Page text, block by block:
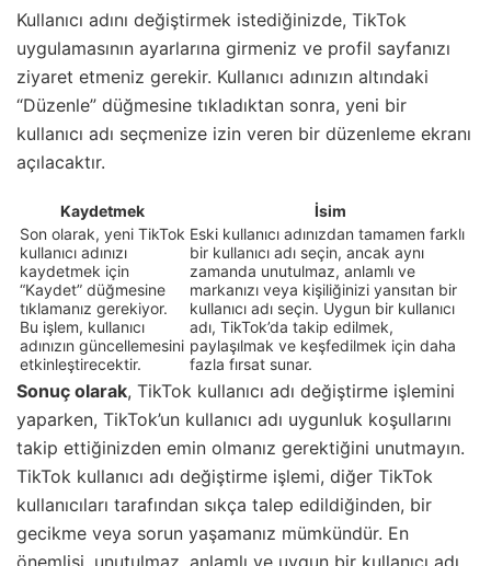
Kullanıcı adını değiştirmek istediğinizde, TikTok
uygulamasının ayarlarına girmeniz ve profil sayfanızı
ziyaret etmeniz gerekir. Kullanıcı adınızın altındaki
“Düzenle” düğmesine tıkladıktan sonra, yeni bir
kullanıcı adı seçmenize izin veren bir düzenleme ekranı
açılacaktır.
Kaydetmek
İsim
Son olarak, yeni TikTok
kullanıcı adınızı
kaydetmek için
“Kaydet” düğmesine
tıklamanız gerekiyor.
Bu işlem, kullanıcı
adınızın güncellemesini
etkinleştirecektir.
Eski kullanıcı adınızdan tamamen farklı
bir kullanıcı adı seçin, ancak aynı
zamanda unutulmaz, anlamlı ve
markanızı veya kişiliğinizi yansıtan bir
kullanıcı adı seçin. Uygun bir kullanıcı
adı, TikTok’da takip edilmek,
paylaşılmak ve keşfedilmek için daha
fazla fırsat sunar.
Sonuç olarak, TikTok kullanıcı adı değiştirme işlemini
yaparken, TikTok’un kullanıcı adı uygunluk koşullarını
takip ettiğinizden emin olmanız gerektiğini unutmayın.
TikTok kullanıcı adı değiştirme işlemi, diğer TikTok
kullanıcıları tarafından sıkça talep edildiğinden, bir
gecikme veya sorun yaşamanız mümkündür. En